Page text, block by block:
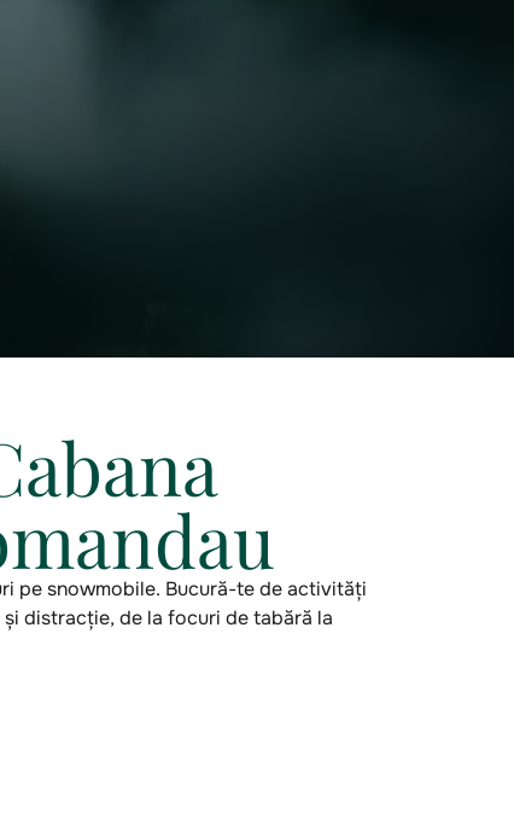
pe snowmobile. Bucură-te de activități
distracție, de la focuri de tabără la